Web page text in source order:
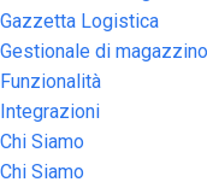
Gazzetta Logistica
Gestionale di magazzino
Funzionalità
Integrazioni
Chi Siamo
Chi Siamo